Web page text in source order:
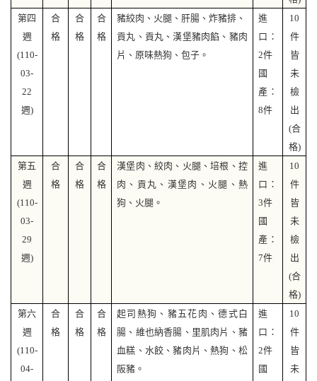
第四
週
(110-
03-
22
週)
合
格
合
格
合
格
豬絞肉、火腿、肝腸、炸豬排、
貢丸、貢丸、漢堡豬肉餡、豬肉
片、原味熱狗、包子。
進
口：
2件
國
產：
8件
10
件
皆
未
檢
出
(合
格)
第五
週
(110-
03-
29
週)
合
格
合
格
合
格
漢堡肉、絞肉、火腿、培根、控
肉、貢丸、漢堡肉、火腿、熱
狗、火腿。
進
口：
3件
國
產：
7件
10
件
皆
未
檢
出
(合
格)
第六
週
(110-
04-
合
格
合
格
合
格
起司熱狗、豬五花肉、德式白
腸、維也納香腸、里肌肉片、豬
血糕、水餃、豬肉片、熱狗、松
阪豬。
進
口：
2件
國
10
件
皆
未